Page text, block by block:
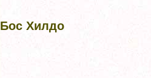
Бос Хилдо